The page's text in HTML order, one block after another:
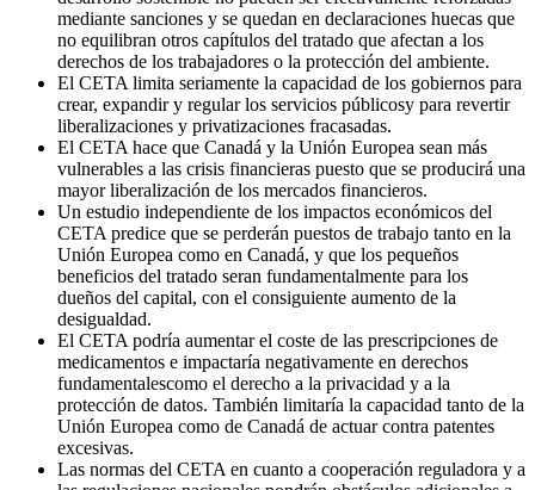
mediante sanciones y se quedan en declaraciones huecas que
no equilibran otros capítulos del tratado que afectan a los
derechos de los trabajadores o la protección del ambiente.
El CETA limita seriamente la capacidad de los gobiernos para
crear, expandir y regular los servicios públicosy para revertir
liberalizaciones y privatizaciones fracasadas.
El CETA hace que Canadá y la Unión Europea sean más
vulnerables a las crisis financieras puesto que se producirá una
mayor liberalización de los mercados financieros.
Un estudio independiente de los impactos económicos del
CETA predice que se perderán puestos de trabajo tanto en la
Unión Europea como en Canadá, y que los pequeños
beneficios del tratado seran fundamentalmente para los
dueños del capital, con el consiguiente aumento de la
desigualdad.
El CETA podría aumentar el coste de las prescripciones de
medicamentos e impactaría negativamente en derechos
fundamentalescomo el derecho a la privacidad y a la
protección de datos. También limitaría la capacidad tanto de la
Unión Europea como de Canadá de actuar contra patentes
excesivas.
Las normas del CETA en cuanto a cooperación reguladora y a